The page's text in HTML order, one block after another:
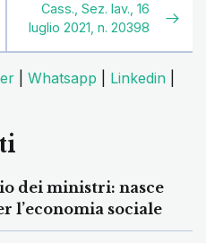
Cass., Sez. lav., 16
luglio 2021, n. 20398
Whatsapp Linkedin
dei ministri: nasce
l’economia sociale